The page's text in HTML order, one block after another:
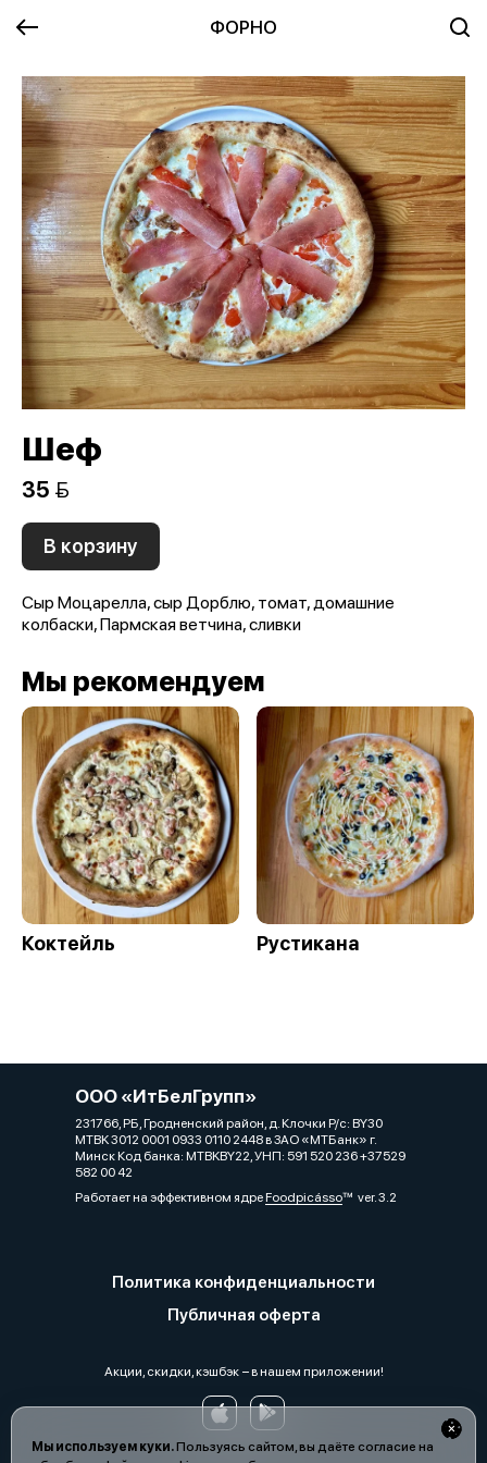
ФОРНО
Мы используем куки.Пользуясь сайтом, вы даёте согласие на
Шеф
35 
В корзину
Сыр Моцарелла, сыр Дорблю, томат, домашние
колбаски, Пармская ветчина, сливки
Мы рекомендуем
Коктейль Рустикана
ООО «ИтБелГрупп»
231766, РБ, Гродненский район, д. Клочки Р/с: BY30
MTBK 3012 0001 0933 0110 2448 в ЗАО «МТБанк» г.
Минск Код банка: MTBKBY22, УНП: 591 520 236 +37529
582 00 42
Работает на эффективном ядреFoodpicássover. 3.2
Политика конфиденциальности
Публичная оферта
Акции, скидки, кэшбэк − в нашем приложении!